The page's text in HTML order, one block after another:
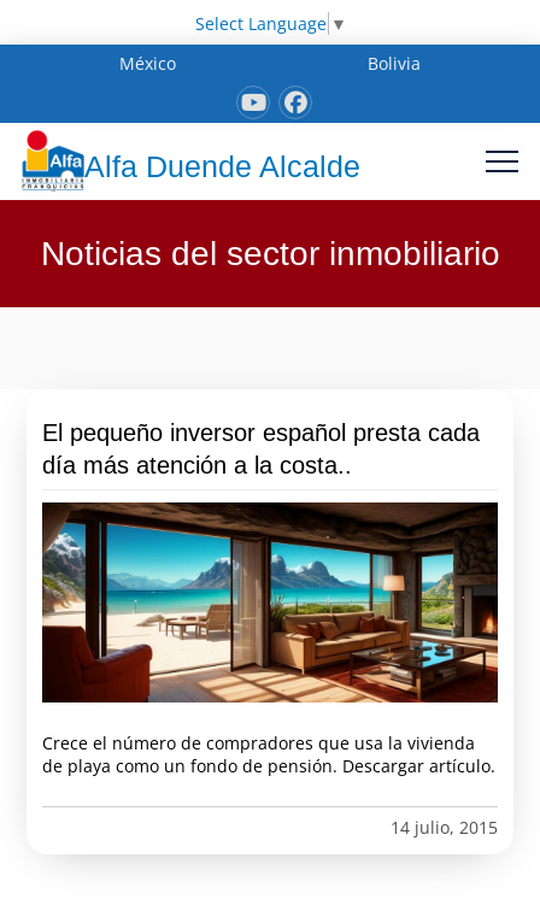
Select Language ▼
México
Bolivia
Alfa Duende Alcalde
Noticias del sector inmobiliario
El pequeño inversor español presta cada
día más atención a la costa..
Crece el número de compradores que usa la vivienda
de playa como un fondo de pensión. Descargar artículo.
14 julio, 2015